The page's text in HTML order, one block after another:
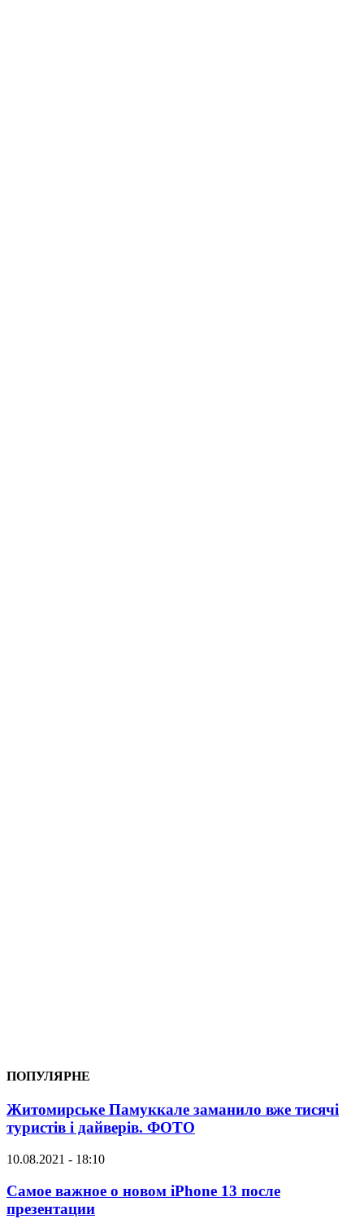
ПОПУЛЯРНЕ
Житомирське Памуккале заманило вже тисячі
туристів і дайверів. ФОТО
10.08.2021 - 18:10
Самое важное о новом iPhone 13 после
презентации